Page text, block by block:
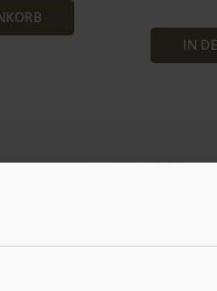
IN